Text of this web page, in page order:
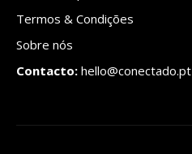
Termos & Condições
Sobre nós
Contacto: hello@conectado.pt